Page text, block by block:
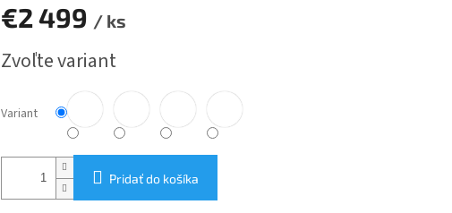
€2 499 / ks
cena:
Zvoľte variant
Variant
Pridať do košíka